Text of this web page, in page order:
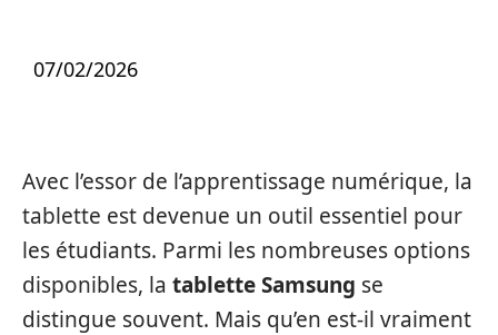
07/02/2026
Avec l’essor de l’apprentissage numérique, la
tablette est devenue un outil essentiel pour
les étudiants. Parmi les nombreuses options
disponibles, la tablette Samsung se
distingue souvent. Mais qu’en est-il vraiment